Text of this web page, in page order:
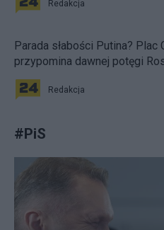
Redakcja
Parada słabości Putina? Plac
przypomina dawnej potęgi
Redakcja
#PiS